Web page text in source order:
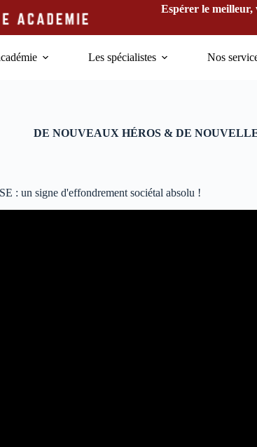
Espérer le
Les spécialistes Nos
DE NOUVEAUX HÉROS & DE
: un signe d'effondrement sociétal absolu !